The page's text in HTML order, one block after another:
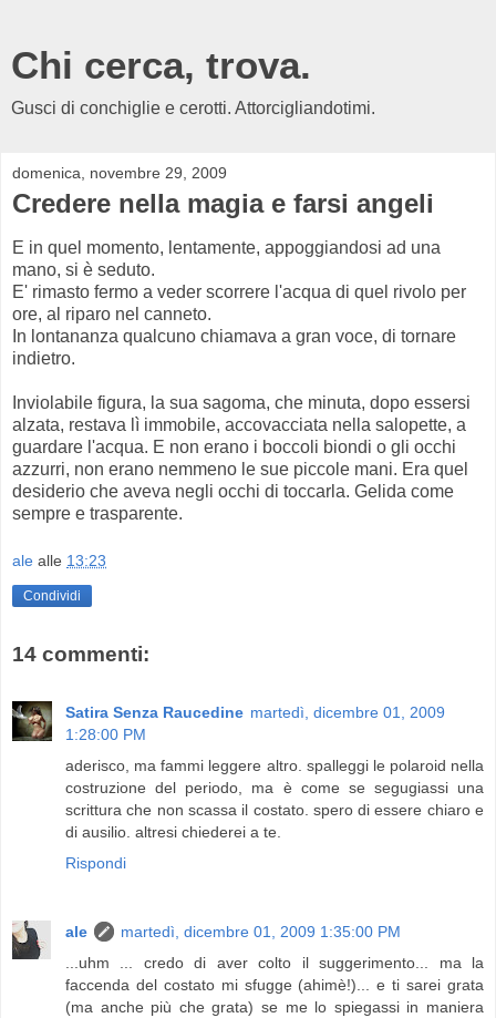
Chi cerca, trova.
Gusci di conchiglie e cerotti. Attorcigliandotimi.
domenica, novembre 29, 2009
Credere nella magia e farsi angeli
E in quel momento, lentamente, appoggiandosi ad una
mano, si è seduto.
E' rimasto fermo a veder scorrere l'acqua di quel rivolo per
ore, al riparo nel canneto.
In lontananza qualcuno chiamava a gran voce, di tornare
indietro.
Inviolabile figura, la sua sagoma, che minuta, dopo essersi
alzata, restava lì immobile, accovacciata nella salopette, a
guardare l'acqua. E non erano i boccoli biondi o gli occhi
azzurri, non erano nemmeno le sue piccole mani. Era quel
desiderio che aveva negli occhi di toccarla. Gelida come
sempre e trasparente.
ale alle 13:23
Condividi
14 commenti:
Satira Senza Raucedine martedì, dicembre 01, 2009
1:28:00 PM
aderisco, ma fammi leggere altro. spalleggi le polaroid nella
costruzione del periodo, ma è come se segugiassi una
scrittura che non scassa il costato. spero di essere chiaro e
di ausilio. altresi chiederei a te.
Rispondi
ale
martedì, dicembre 01, 2009 1:35:00 PM
...uhm ... credo di aver colto il suggerimento... ma la
faccenda del costato mi sfugge (ahimè!)... e ti sarei grata
(ma anche più che grata) se me lo spiegassi in maniera